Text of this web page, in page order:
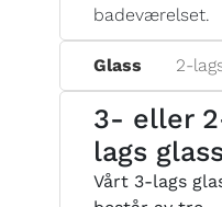
badeværelset.
Glass 2-
3- eller
lags
Vårt 3-lags